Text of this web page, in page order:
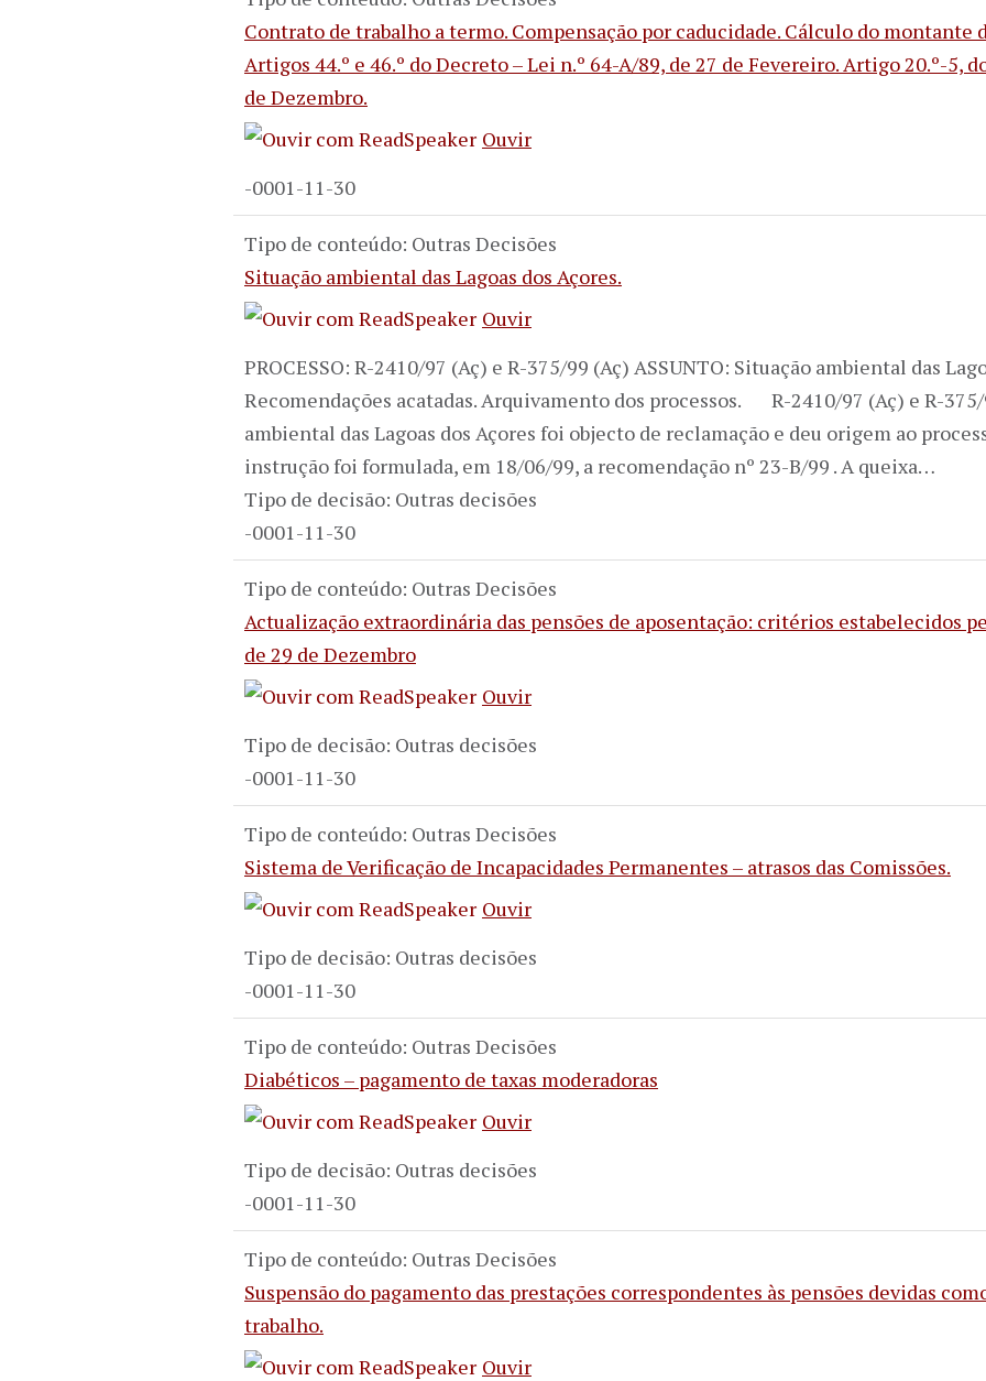
Contrato de trabalho a termo. Compensação por caducidade. Cálculo do montante
Artigos 44.º e 46.º do Decreto – Lei n.º 64-A/89, de 27 de Fevereiro. Artigo 20.º-5,
de Dezembro.
Ouvir
-0001-11-30
Tipo de conteúdo: Outras Decisões
Situação ambiental das Lagoas dos Açores.
Ouvir
PROCESSO: R-2410/97 (Aç) e R-375/99 (Aç) ASSUNTO: Situação ambiental das
Recomendações acatadas. Arquivamento dos processos. R-2410/97 (Aç) e R-375/
ambiental das Lagoas dos Açores foi objecto de reclamação e deu origem ao
instrução foi formulada, em 18/06/99, a recomendação nº 23-B/99 . A queixa…
Tipo de decisão: Outras decisões
-0001-11-30
Tipo de conteúdo: Outras Decisões
Actualização extraordinária das pensões de aposentação: critérios estabelecidos
de 29 de Dezembro
Ouvir
Tipo de decisão: Outras decisões
-0001-11-30
Tipo de conteúdo: Outras Decisões
Sistema de Verificação de Incapacidades Permanentes – atrasos das Comissões.
Ouvir
Tipo de decisão: Outras decisões
-0001-11-30
Tipo de conteúdo: Outras Decisões
Diabéticos – pagamento de taxas moderadoras
Ouvir
Tipo de decisão: Outras decisões
-0001-11-30
Tipo de conteúdo: Outras Decisões
Suspensão do pagamento das prestações correspondentes às pensões devidas
trabalho.
Ouvir